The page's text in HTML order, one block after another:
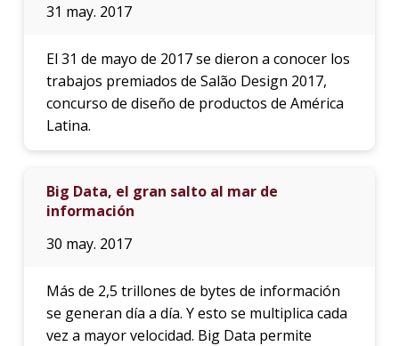
31 may. 2017
El 31 de mayo de 2017 se dieron a conocer los
trabajos premiados de Salão Design 2017,
concurso de diseño de productos de América
Latina.
Big Data, el gran salto al mar de
información
30 may. 2017
Más de 2,5 trillones de bytes de información
se generan día a día. Y esto se multiplica cada
vez a mayor velocidad. Big Data permite